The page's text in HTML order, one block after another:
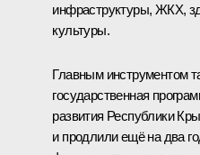
инфраструктуры, ЖКХ,
культуры.
Главным инструментом
государственная
развития Республики
и продлили ещё на два